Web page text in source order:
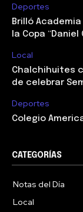
Deportes
Brilló
la Copa “Daniel
Local
Chalchihuites
de celebrar
Deportes
Colegio
CATEGORÍAS
Notas del Día
Local